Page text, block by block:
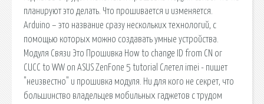
планируют это делать. Что прошивается и изменяется.
Arduino – это название сразу нескольких технологий, с
помощью которых можно создавать умные устройства.
Модуля Связи Это Прошивка How to change ID from CN or
CUCC to WW on ASUS ZenFone 5 tutorial Слетел imei - пишет
"неизвестно" и прошивка модуля. Ни для кого не секрет, что
большинство владельцев мобильных гаджетов с трудом